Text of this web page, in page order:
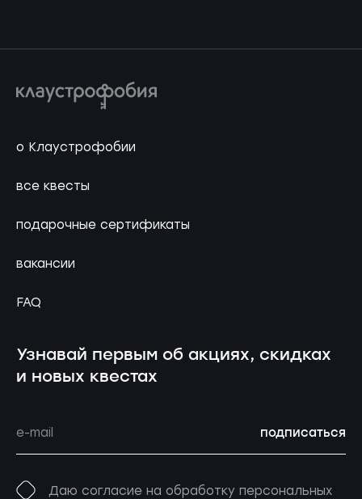
о Клаустрофобии
все квесты
подарочные сертификаты
вакансии
FAQ
Узнавай первым об акциях, скидках
и новых квестах
подписаться
Даю согласие на обработку персональных